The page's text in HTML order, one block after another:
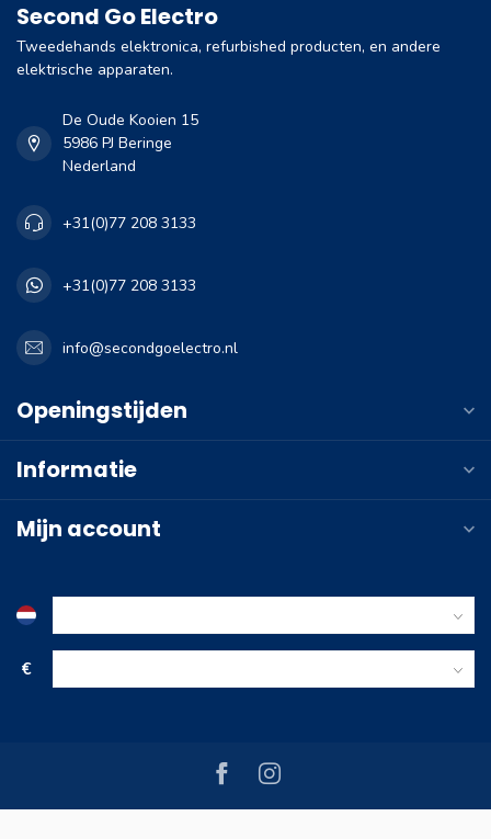
Second Go Electro
Tweedehands elektronica, refurbished producten, en andere
elektrische apparaten.
De Oude Kooien 15
5986 PJ Beringe
Nederland
+31(0)77 208 3133
+31(0)77 208 3133
info@secondgoelectro.nl
Openingstijden
Informatie
Mijn account
€